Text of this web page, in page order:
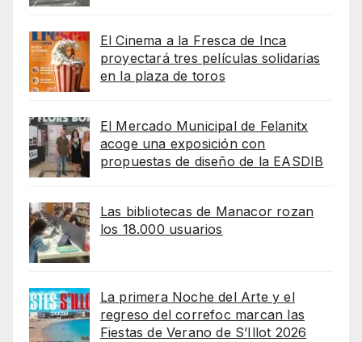
El Cinema a la Fresca de Inca
proyectará tres películas solidarias
en la plaza de toros
El Mercado Municipal de Felanitx
acoge una exposición con
propuestas de diseño de la EASDIB
Las bibliotecas de Manacor rozan
los 18.000 usuarios
La primera Noche del Arte y el
regreso del correfoc marcan las
Fiestas de Verano de S’Illot 2026